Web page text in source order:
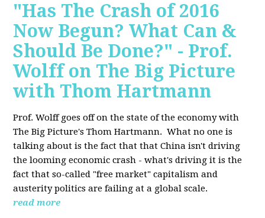
"Has The Crash of 2016
Now Begun? What Can &
Should Be Done?" - Prof.
Wolff on The Big Picture
with Thom Hartmann
Prof. Wolff goes off on the state of the economy with
The Big Picture's Thom Hartmann. What no one is
talking about is the fact that that China isn't driving
the looming economic crash - what's driving it is the
fact that so-called "free market" capitalism and
austerity politics are failing at a global scale.
read more